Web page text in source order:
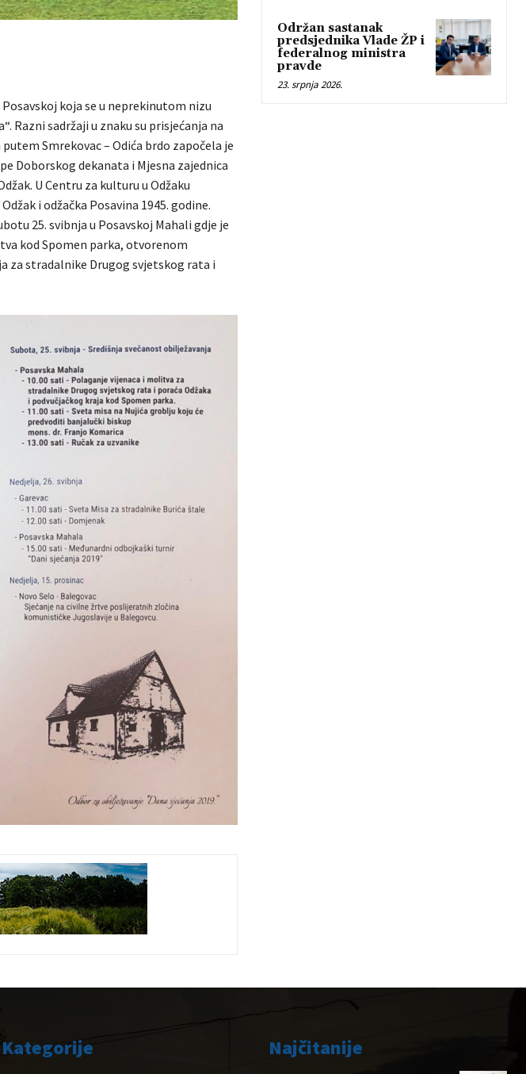
koja se u neprekinutom nizu
Razni sadržaji u znaku su prisjećanja na
Smrekovac – Odića brdo započela je
Doborskog dekanata i Mjesna zajednica
U Centru za kulturu u Odžaku
i odžačka Posavina 1945. godine.
25. svibnja u Posavskoj Mahali gdje je
kod Spomen parka, otvorenom
za stradalnike Drugog svjetskog rata i
Održan sastanak
predsjednika Vlade ŽP i
federalnog ministra
pravde
23. srpnja 2026.
Kategorije Najčitanije